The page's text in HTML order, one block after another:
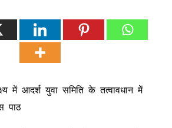
में आदर्श युवा समिति के तत्वावधान में
पाठ